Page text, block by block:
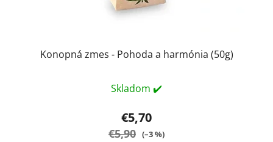
Konopná zmes - Pohoda a harmónia (50g)
Skladom ✔️
€5,70
€5,90 (–3 %)